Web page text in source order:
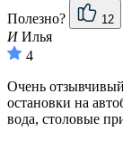
Полезно? 12
ИИлья
4
Очень
остановки на
вода, столовые